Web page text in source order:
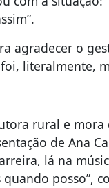
agradecer o
literalmente,
rural e
de Ana
lá na
posso”,